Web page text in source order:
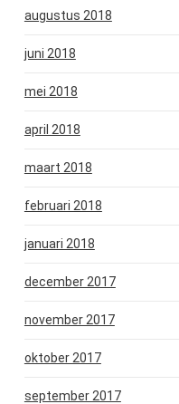
augustus 2018
juni 2018
mei 2018
april 2018
maart 2018
februari 2018
januari 2018
december 2017
november 2017
oktober 2017
september 2017